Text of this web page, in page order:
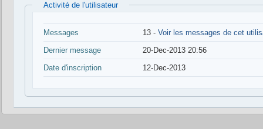
Activité de l'utilisateur
Messages 13 - Voir les messages de cet
Dernier message
20-Dec-2013 20:56
Date d'inscription
12-Dec-2013